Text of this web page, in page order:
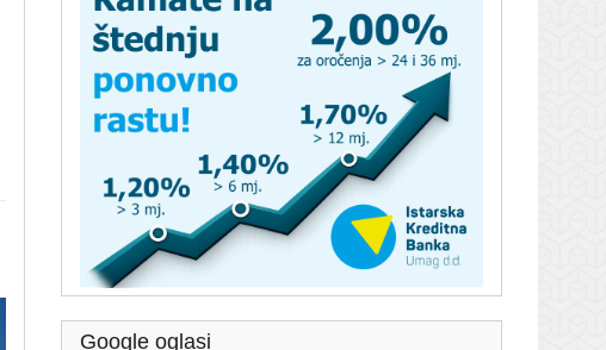
Google oglasi